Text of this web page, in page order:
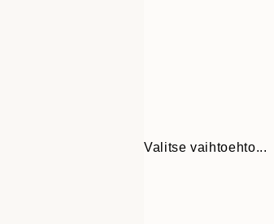
Valitse vaihtoehto...